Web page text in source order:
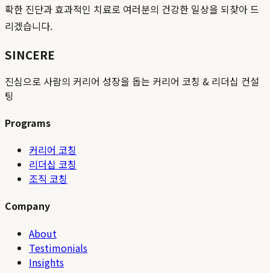
확한 진단과 효과적인 치료로 여러분의 건강한 일상을 되찾아 드
리겠습니다.
SINCERE
진심으로 사람의 커리어 성장을 돕는 커리어 코칭 & 리더십 컨설
팅
Programs
커리어 코칭
리더십 코칭
조직 코칭
Company
About
Testimonials
Insights